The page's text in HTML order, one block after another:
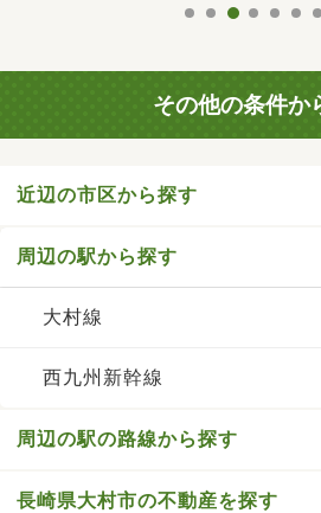
その他の条件か
近辺の市区から探す
周辺の駅から探す
大村線
西九州新幹線
周辺の駅の路線から探す
長崎県大村市の不動産を探す